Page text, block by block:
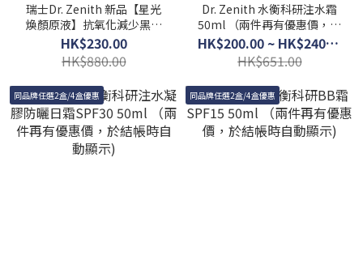
瑞士Dr. Zenith 新品【星光
煥顏原液】抗氧化減少黑色
素 提亮暗沉
HK$230.00
HK$880.00
Dr. Zenith 水衡科研注水霜
50ml （兩件再有優惠價，於
結帳時自動顯示)
HK$200.00 ~ HK$240.00
HK$651.00
同品牌任選2盒/4盒優惠 同品牌任選2盒/4盒優惠